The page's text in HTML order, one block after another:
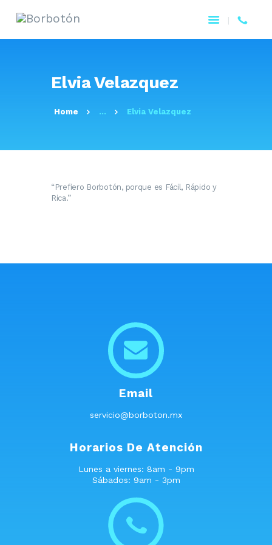
Elvia Velazquez
Home ... Elvia Velazquez
“Prefiero Borbotón, porque es Fácil, Rápido y
Rica.”
Email
servicio@borboton.mx
Horarios De Atención
Lunes a viernes: 8am - 9pm
Sábados: 9am - 3pm